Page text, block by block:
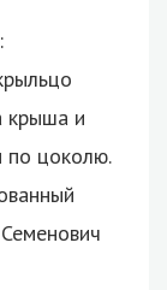
крыша и
по цоколю.